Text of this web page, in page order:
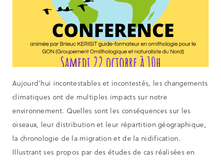
Aujourd’hui incontestables et incontestés, les changements
climatiques ont de multiples impacts sur notre
environnement. Quelles sont les conséquences sur les
oiseaux, leur distribution et leur répartition géographique,
la chronologie de la migration et de la nidification.
Illustrant ses propos par des études de cas réalisées en